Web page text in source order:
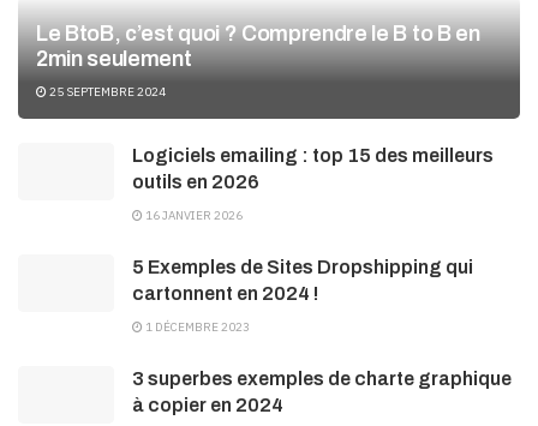
Le BtoB, c’est quoi ? Comprendre le B to B en
2min seulement
25 SEPTEMBRE 2024
Logiciels emailing : top 15 des meilleurs
outils en 2026
16 JANVIER 2026
5 Exemples de Sites Dropshipping qui
cartonnent en 2024 !
1 DÉCEMBRE 2023
3 superbes exemples de charte graphique
à copier en 2024